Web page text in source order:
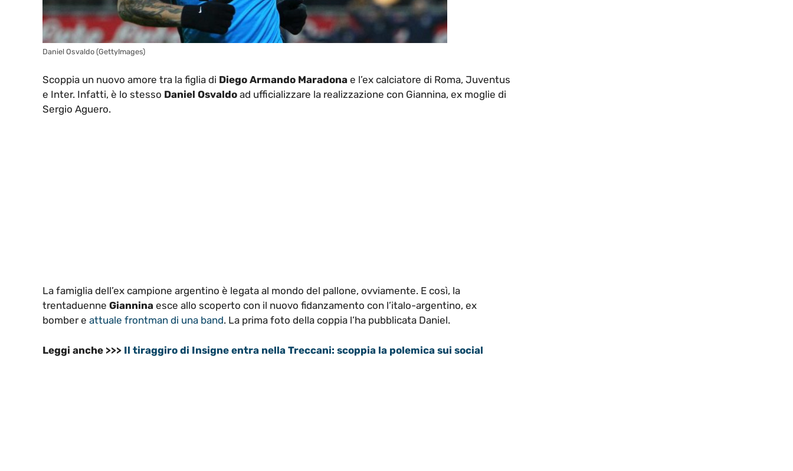
Daniel Osvaldo (GettyImages)
Scoppia un nuovo amore tra la figlia di Diego Armando Maradona e l’ex calciatore di Roma, Juventus
e Inter. Infatti, è lo stesso Daniel Osvaldo ad ufficializzare la realizzazione con Giannina, ex moglie di
Sergio Aguero.
La famiglia dell’ex campione argentino è legata al mondo del pallone, ovviamente. E così, la
trentaduenne Giannina esce allo scoperto con il nuovo fidanzamento con l’italo-argentino, ex
bomber e attuale frontman di una band. La prima foto della coppia l’ha pubblicata Daniel.
Leggi anche >>> Il tiraggiro di Insigne entra nella Treccani: scoppia la polemica sui social